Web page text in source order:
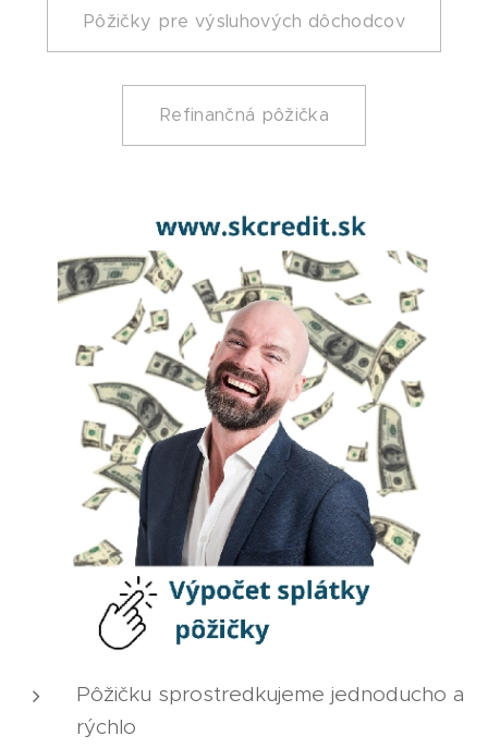
Pôžičky pre výsluhových dôchodcov
Refinančná pôžička
Pôžičku sprostredkujeme jednoducho a
rýchlo